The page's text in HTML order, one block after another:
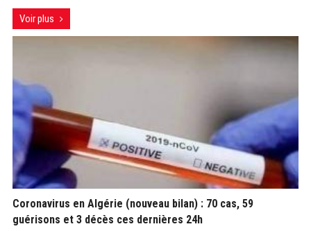
Voir plus
Coronavirus en Algérie (nouveau bilan) : 70 cas, 59
guérisons et 3 décès ces dernières 24h